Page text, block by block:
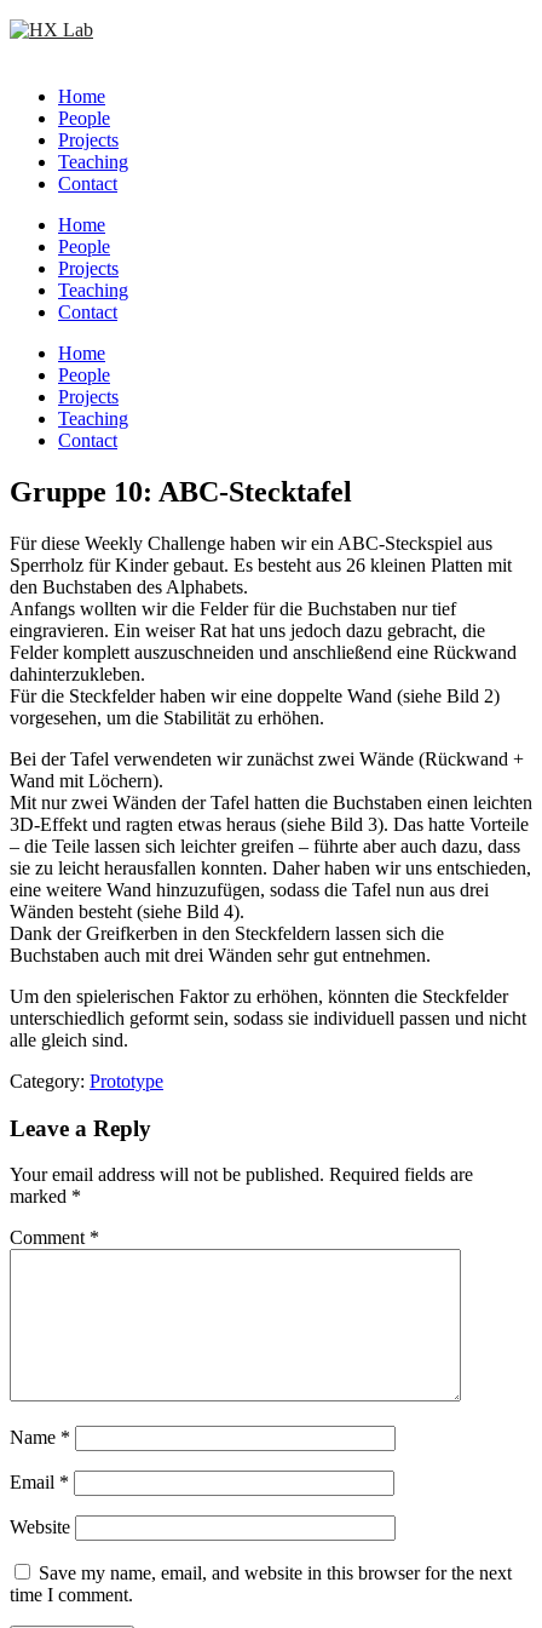
Skip
Home
People
Projects
Teaching
Contact
Home
People
Projects
Teaching
Contact
Circular
focus
Home
People
Projects
Teaching
Contact
Circular
focus
Gruppe 10: ABC-Stecktafel
Für diese Weekly Challenge haben wir ein ABC-Steckspiel aus
Sperrholz für Kinder gebaut. Es besteht aus 26 kleinen Platten mit
den Buchstaben des Alphabets.
Anfangs wollten wir die Felder für die Buchstaben nur tief
eingravieren. Ein weiser Rat hat uns jedoch dazu gebracht, die
Felder komplett auszuschneiden und anschließend eine Rückwand
dahinterzukleben.
Für die Steckfelder haben wir eine doppelte Wand (siehe Bild 2)
vorgesehen, um die Stabilität zu erhöhen.
Bei der Tafel verwendeten wir zunächst zwei Wände (Rückwand +
Wand mit Löchern).
Mit nur zwei Wänden der Tafel hatten die Buchstaben einen leichten
3D-Effekt und ragten etwas heraus (siehe Bild 3). Das hatte Vorteile
– die Teile lassen sich leichter greifen – führte aber auch dazu, dass
sie zu leicht herausfallen konnten. Daher haben wir uns entschieden,
eine weitere Wand hinzuzufügen, sodass die Tafel nun aus drei
Wänden besteht (siehe Bild 4).
Dank der Greifkerben in den Steckfeldern lassen sich die
Buchstaben auch mit drei Wänden sehr gut entnehmen.
Um den spielerischen Faktor zu erhöhen, könnten die Steckfelder
unterschiedlich geformt sein, sodass sie individuell passen und nicht
alle gleich sind.
Category: Prototype
Leave a Reply
Your email address will not be published. Required fields are
marked *
Comment *
Name *
Email *
Website
Save my name, email, and website in this browser for the next
time I comment.